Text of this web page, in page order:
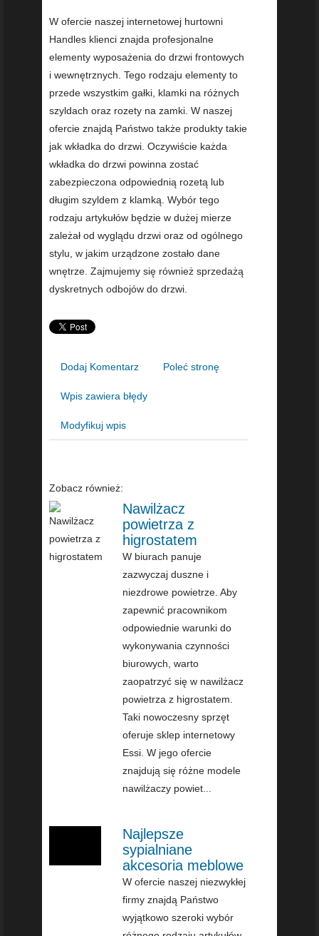
W ofercie naszej internetowej hurtowni
Handles klienci znajda profesjonalne
elementy wyposażenia do drzwi frontowych
i wewnętrznych. Tego rodzaju elementy to
przede wszystkim gałki, klamki na różnych
szyldach oraz rozety na zamki. W naszej
ofercie znajdą Państwo także produkty takie
jak wkładka do drzwi. Oczywiście każda
wkładka do drzwi powinna zostać
zabezpieczona odpowiednią rozetą lub
długim szyldem z klamką. Wybór tego
rodzaju artykułów będzie w dużej mierze
zależał od wyglądu drzwi oraz od ogólnego
stylu, w jakim urządzone zostało dane
wnętrze. Zajmujemy się również sprzedażą
dyskretnych odbojów do drzwi.
Dodaj Komentarz Poleć stronę
Wpis zawiera błędy
Modyfikuj wpis
Zobacz również:
Nawilżacz
powietrza z
higrostatem
W biurach panuje
zazwyczaj duszne i
niezdrowe powietrze. Aby
zapewnić pracownikom
odpowiednie warunki do
wykonywania czynności
biurowych, warto
zaopatrzyć się w nawilżacz
powietrza z higrostatem.
Taki nowoczesny sprzęt
oferuje sklep internetowy
Essi. W jego ofercie
znajdują się różne modele
nawilżaczy powiet...
Najlepsze
sypialniane
akcesoria meblowe
W ofercie naszej niezwykłej
firmy znajdą Państwo
wyjątkowo szeroki wybór